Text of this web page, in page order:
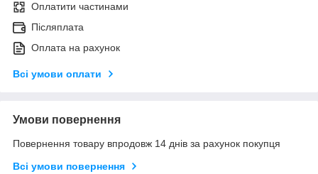
Оплатити частинами
Післяплата
Оплата на рахунок
Всі умови оплати
Умови повернення
Повернення товару впродовж 14 днів за рахунок покупця
Всі умови повернення